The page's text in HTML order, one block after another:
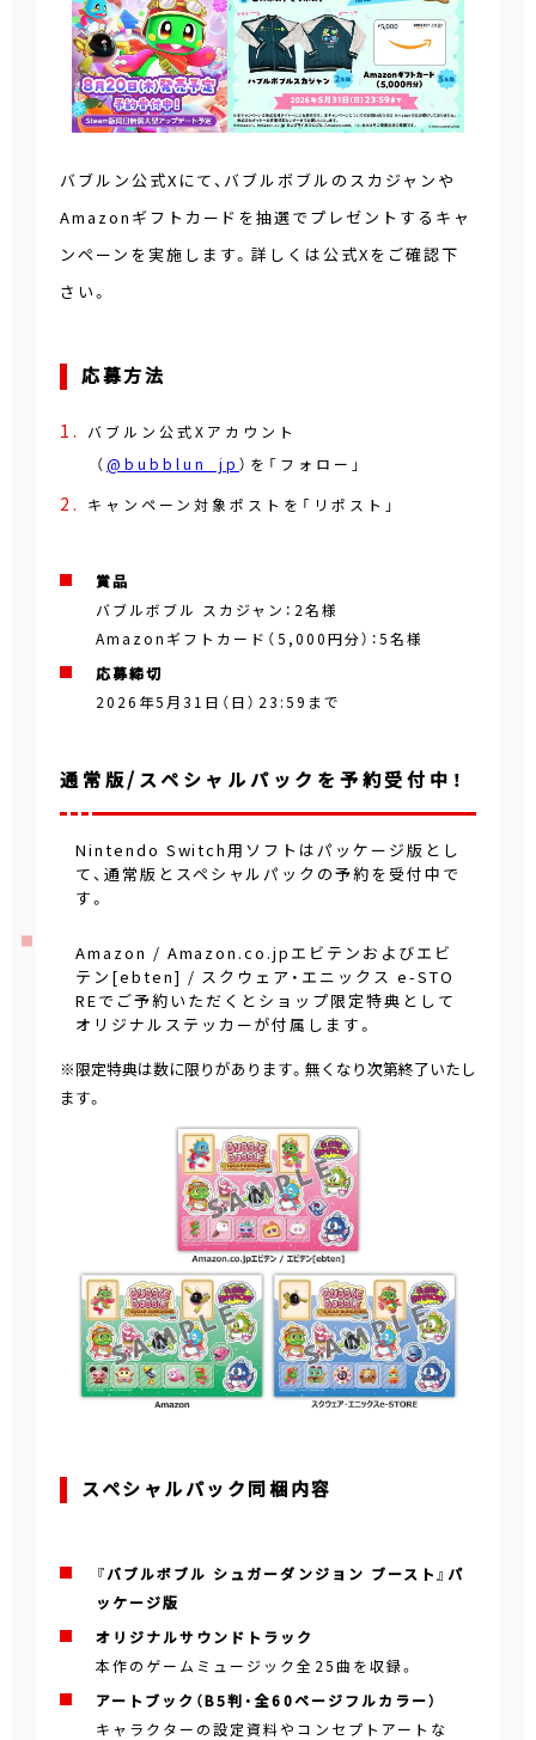
バブルン公式Xにて、バブルボブルのスカジャンや
Amazonギフトカードを抽選でプレゼントするキャ
ンペーンを実施します。詳しくは公式Xをご確認下
さい。
応募方法
バブルン公式Xアカウント
（@bubblun_jp ）を「フォロー」
キャンペーン対象ポストを「リポスト」
賞品
バブルボブル スカジャン：2名様
Amazonギフトカード（5,000円分）：5名様
応募締切
2026年5月31日（日）23:59まで
通常版/スペシャルパックを予約受付中！
Nintendo Switch用ソフトはパッケージ版とし
て、通常版とスペシャルパックの予約を受付中で
す。
Amazon / Amazon.co.jpエビテンおよびエビ
テン[ebten] / スクウェア・エニックス e-STO
REでご予約いただくとショップ限定特典として
オリジナルステッカーが付属します。
※限定特典は数に限りがあります。無くなり次第終了いたし
ます。
スペシャルパック同梱内容
『バブルボブル シュガーダンジョン ブースト』パ
ッケージ版
オリジナルサウンドトラック
本作のゲームミュージック全25曲を収録。
アートブック（B5判・全60ページフルカラー）
キャラクターの設定資料やコンセプトアートな